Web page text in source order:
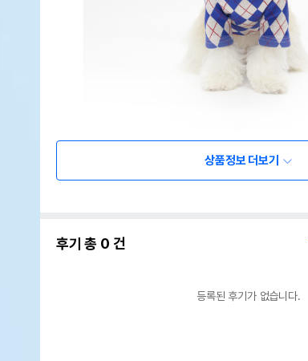
상품정보 더보기
후기 총 0 건
등록된 후기가 없습니다.